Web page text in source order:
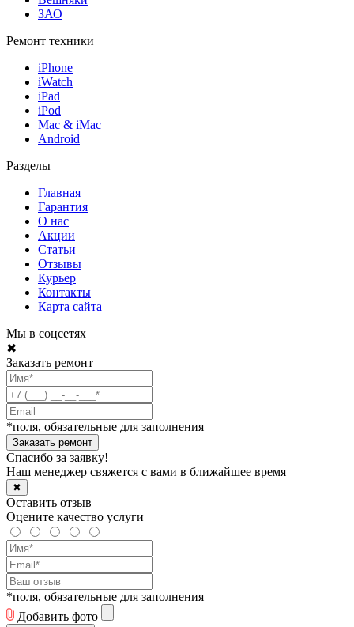
ЗАО
Ремонт техники
iPhone
iWatch
iPad
iPod
Mac & iMac
Android
Разделы
Главная
Гарантия
О нас
Акции
Статьи
Отзывы
Курьер
Контакты
Карта сайта
Мы в соцсетях
✖
Заказать ремонт
*поля, обязательные для заполнения
Спасибо за заявку!
Наш менеджер свяжется с вами в ближайшее время
✖
Оставить отзыв
Оцените качество услуги
*поля, обязательные для заполнения
Добавить фото